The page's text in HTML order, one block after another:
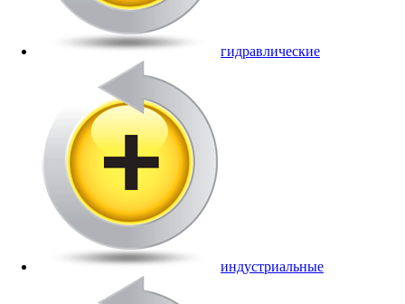
гидравлические
индустриальные